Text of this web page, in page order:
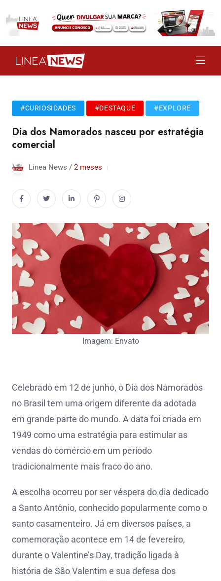
#CURIOSIDADES #DESTAQUE #EXPLORE
Dia dos Namorados nasceu por estratégia
comercial
Linea News / 2 meses
Imagem: Envato
Celebrado em 12 de junho, o Dia dos Namorados
no Brasil tem uma origem diferente da adotada
em grande parte do mundo. A data foi criada em
1949 como uma estratégia para estimular as
vendas do comércio em um período
tradicionalmente mais fraco do ano.
A escolha ocorreu por ser véspera do dia dedicado
a Santo Antônio, conhecido popularmente como o
santo casamenteiro. Já em diversos países, a
comemoração acontece em 14 de fevereiro,
durante o Valentine’s Day, tradição ligada à
história de São Valentim e sua defesa dos